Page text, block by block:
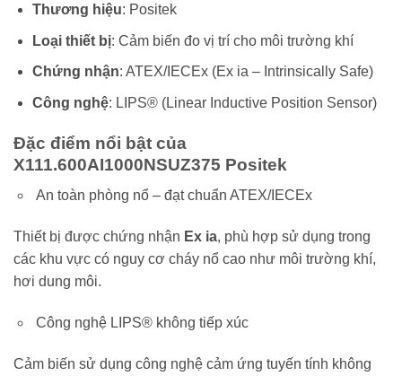
Thương hiệu: Positek
Loại thiết bị: Cảm biến đo vị trí cho môi trường khí
Chứng nhận: ATEX/IECEx (Ex ia – Intrinsically Safe)
Công nghệ: LIPS® (Linear Inductive Position Sensor)
Đặc điểm nổi bật của
X111.600AI1000NSUZ375 Positek
An toàn phòng nổ – đạt chuẩn ATEX/IECEx
Thiết bị được chứng nhận Ex ia, phù hợp sử dụng trong
các khu vực có nguy cơ cháy nổ cao như môi trường khí,
hơi dung môi.
Công nghệ LIPS® không tiếp xúc
Cảm biến sử dụng công nghệ cảm ứng tuyến tính không